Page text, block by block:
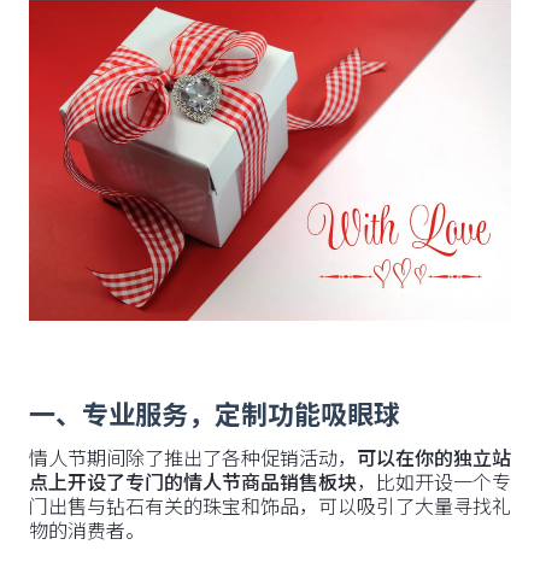
一、专业服务，定制功能吸眼球
情人节期间除了推出了各种促销活动， 可以在你的独立站
点上开设了专门的情人节商品销售板块，比如开设一个专
门出售与钻石有关的珠宝和饰品，可以吸引了大量寻找礼
物的消费者。